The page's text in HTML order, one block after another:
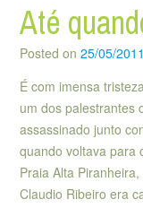
Até
Posted on 25/05/2011
É com imensa
um dos palestrantes
assassinado junto
quando voltava para
Praia Alta
Claudio Ribeiro era